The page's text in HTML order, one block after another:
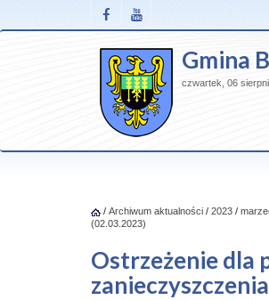
Gmina
czwartek, 06
/ Archiwum aktualności / 2023 /
(02.03.2023)
Ostrzeżenie dla